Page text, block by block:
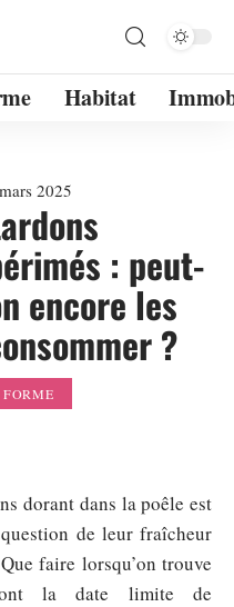
Habitat
2025
: peut-
encore les
?
FORME
dorant dans la poêle est
de leur fraîcheur
faire lorsqu’on trouve
la date limite de